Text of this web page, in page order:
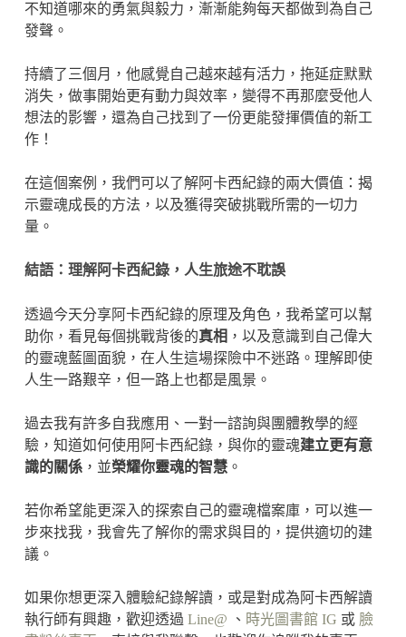
不知道哪來的勇氣與毅力，漸漸能夠每天都做到為自己
發聲。
持續了三個月，他感覺自己越來越有活力，拖延症默默
消失，做事開始更有動力與效率，變得不再那麼受他人
想法的影響，還為自己找到了一份更能發揮價值的新工
作！
在這個案例，我們可以了解阿卡西紀錄的兩大價值：揭
示靈魂成長的方法，以及獲得突破挑戰所需的一切力
量。
結語：理解阿卡西紀錄，人生旅途不耽誤
透過今天分享阿卡西紀錄的原理及角色，我希望可以幫
助你，看見每個挑戰背後的真相 ，以及意識到自己偉大
的靈魂藍圖面貌，在人生這場探險中不迷路。理解即使
人生一路艱辛，但一路上也都是風景。
過去我有許多自我應用、一對一諮詢與團體教學的經
驗，知道如何使用阿卡西紀錄，與你的靈魂建立更有意
識的關係，並榮耀你靈魂的智慧。
若你希望能更深入的探索自己的靈魂檔案庫，可以進一
步來找我，我會先了解你的需求與目的，提供適切的建
議。
如果你想更深入體驗紀錄解讀，或是對成為阿卡西解讀
執行師有興趣，歡迎透過 Line@ 、 時光圖書館 IG 或 臉